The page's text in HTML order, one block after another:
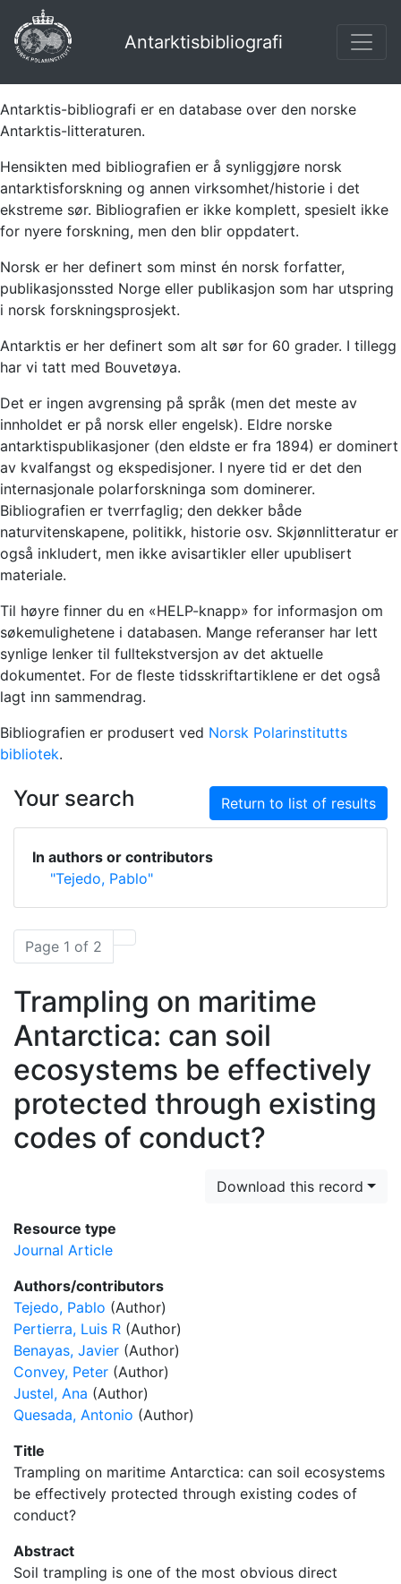
Antarktisbibliografi
Antarktis-bibliografi er en database over den norske
Antarktis-litteraturen.
Hensikten med bibliografien er å synliggjøre norsk
antarktisforskning og annen virksomhet/historie i det
ekstreme sør. Bibliografien er ikke komplett, spesielt ikke
for nyere forskning, men den blir oppdatert.
Norsk er her definert som minst én norsk forfatter,
publikasjonssted Norge eller publikasjon som har utspring
i norsk forskningsprosjekt.
Antarktis er her definert som alt sør for 60 grader. I tillegg
har vi tatt med Bouvetøya.
Det er ingen avgrensing på språk (men det meste av
innholdet er på norsk eller engelsk). Eldre norske
antarktispublikasjoner (den eldste er fra 1894) er dominert
av kvalfangst og ekspedisjoner. I nyere tid er det den
internasjonale polarforskninga som dominerer.
Bibliografien er tverrfaglig; den dekker både
naturvitenskapene, politikk, historie osv. Skjønnlitteratur er
også inkludert, men ikke avisartikler eller upublisert
materiale.
Til høyre finner du en «HELP-knapp» for informasjon om
søkemulighetene i databasen. Mange referanser har lett
synlige lenker til fulltekstversjon av det aktuelle
dokumentet. For de fleste tidsskriftartiklene er det også
lagt inn sammendrag.
Bibliografien er produsert ved Norsk Polarinstitutts
bibliotek.
Your search Return to list of results
In authors or contributors
"Tejedo, Pablo"
Page 1 of 2
Trampling on maritime
Antarctica: can soil
ecosystems be effectively
protected through existing
codes of conduct?
Download this record
Resource type
Journal Article
Authors/contributors
Tejedo, Pablo (Author)
Pertierra, Luis R (Author)
Benayas, Javier (Author)
Convey, Peter (Author)
Justel, Ana (Author)
Quesada, Antonio (Author)
Title
Trampling on maritime Antarctica: can soil ecosystems
be effectively protected through existing codes of
conduct?
Abstract
Soil trampling is one of the most obvious direct